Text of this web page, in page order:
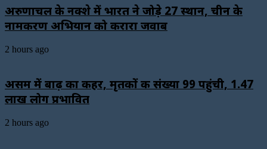
अरुणाचल के नक्शे में भारत ने जोड़े 27 स्थान, चीन के
नामकरण अभियान को करारा जवाब
2 hours ago
असम में बाढ़ का कहर, मृतकों की संख्या 99 पहुंची, 1.47
लाख लोग प्रभावित
2 hours ago